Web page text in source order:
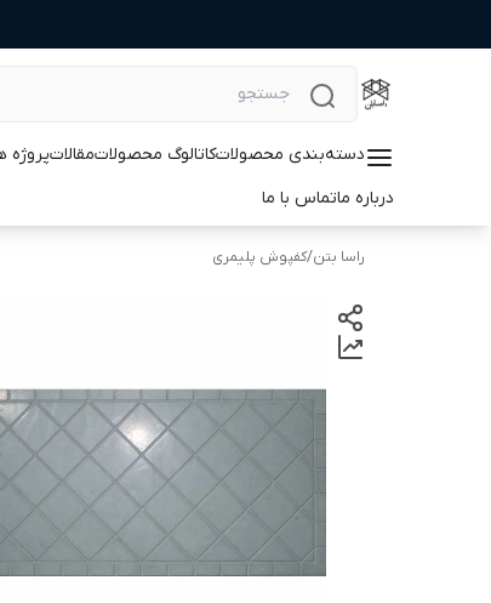
دسته‌بندی محصولاتکاتالوگ محصولاتمقالاتپروژه
درباره ماتماس با ما
راسا بتن/کفپوش پلیمری